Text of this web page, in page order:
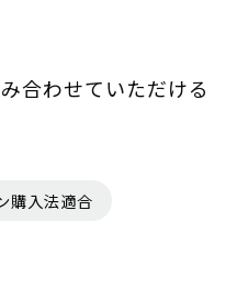
合わせていただける
購入法適合